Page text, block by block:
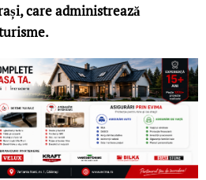
care administrează